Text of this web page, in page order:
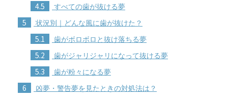
4.5 すべての歯が抜ける夢
5 状況別｜どんな風に歯が抜けた？
5.1 歯がボロボロと抜け落ちる夢
5.2 歯がジャリジャリになって抜ける夢
5.3 歯が粉々になる夢
6 凶夢・警告夢を見たときの対処法は？